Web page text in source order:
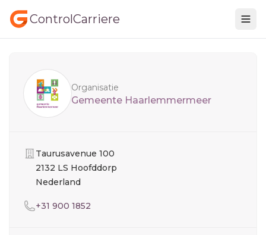
ControlCarriere
Organisatie
Gemeente Haarlemmermeer
Organisatie
Taurusavenue 100
2132 LS Hoofddorp
Nederland
Telefoon
+31 900 1852